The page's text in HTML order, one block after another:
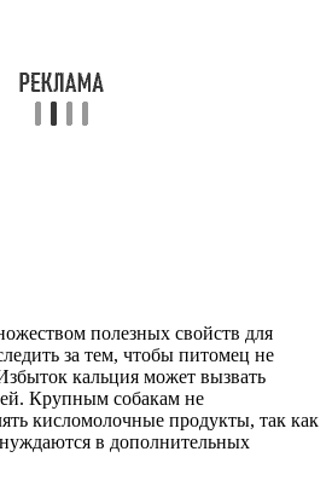
полезных свойств для
за тем, чтобы питомец не
кальция может вызвать
Крупным собакам не
кисломолочные продукты, так как
в дополнительных